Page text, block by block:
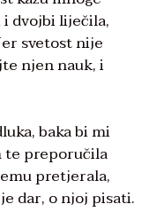
dvojbi liječila,
svetost nije
njen nauk, i
baka bi mi
te preporučila
pretjerala,
dar, o njoj pisati.